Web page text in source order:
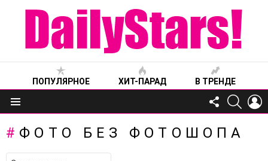
ПОПУЛЯРНОЕ ХИТ-ПАРАД В ТРЕНДЕ
Меню
FOLLOW
US
ФОТО БЕЗ ФОТОШОПА